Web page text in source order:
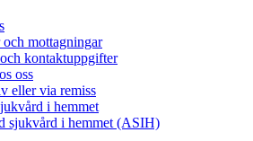
mottagningar
kontaktuppgifter
oss
eller via remiss
i hemmet
sjukvård i hemmet (ASIH)